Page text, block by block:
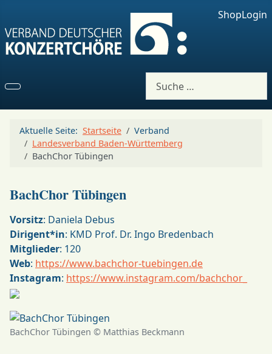
ShopLogin
Aktuelle Seite: Startseite
Verband
Landesverband Baden-Württemberg
BachChor Tübingen
BachChor Tübingen
Vorsitz: Daniela Debus
Dirigent*in: KMD Prof. Dr. Ingo Bredenbach
Mitglieder: 120
Web: https://www.bachchor-tuebingen.de
Instagram: https://www.instagram.com/bachchor_
BachChor Tübingen © Matthias Beckmann